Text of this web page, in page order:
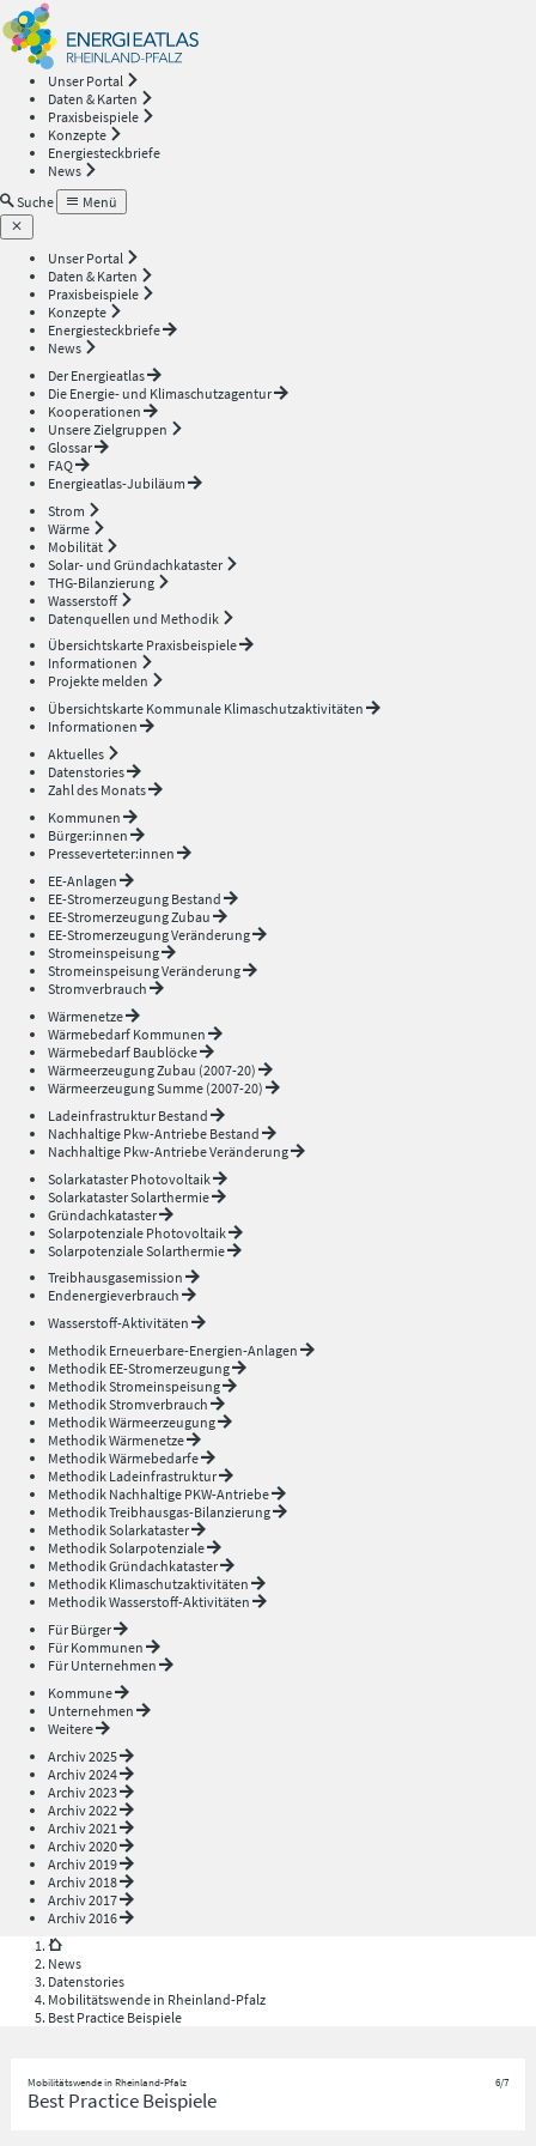
Unser Portal
Daten & Karten
Praxisbeispiele
Konzepte
Energiesteckbriefe
News
Suche
Menü
Unser Portal
Daten & Karten
Praxisbeispiele
Konzepte
Energiesteckbriefe
News
Der Energieatlas
Die Energie- und Klimaschutzagentur
Kooperationen
Unsere Zielgruppen
Glossar
FAQ
Energieatlas-Jubiläum
Strom
Wärme
Mobilität
Solar- und Gründachkataster
THG-Bilanzierung
Wasserstoff
Datenquellen und Methodik
Übersichtskarte Praxisbeispiele
Informationen
Projekte melden
Übersichtskarte Kommunale Klimaschutzaktivitäten
Informationen
Aktuelles
Datenstories
Zahl des Monats
Kommunen
Bürger:innen
Presseverteter:innen
EE-Anlagen
EE-Stromerzeugung Bestand
EE-Stromerzeugung Zubau
EE-Stromerzeugung Veränderung
Stromeinspeisung
Stromeinspeisung Veränderung
Stromverbrauch
Wärmenetze
Wärmebedarf Kommunen
Wärmebedarf Baublöcke
Wärmeerzeugung Zubau (2007-20)
Wärmeerzeugung Summe (2007-20)
Ladeinfrastruktur Bestand
Nachhaltige Pkw-Antriebe Bestand
Nachhaltige Pkw-Antriebe Veränderung
Solarkataster Photovoltaik
Solarkataster Solarthermie
Gründachkataster
Solarpotenziale Photovoltaik
Solarpotenziale Solarthermie
Treibhausgasemission
Endenergieverbrauch
Wasserstoff-Aktivitäten
Methodik Erneuerbare-Energien-Anlagen
Methodik EE-Stromerzeugung
Methodik Stromeinspeisung
Methodik Stromverbrauch
Methodik Wärmeerzeugung
Methodik Wärmenetze
Methodik Wärmebedarfe
Methodik Ladeinfrastruktur
Methodik Nachhaltige PKW-Antriebe
Methodik Treibhausgas-Bilanzierung
Methodik Solarkataster
Methodik Solarpotenziale
Methodik Gründachkataster
Methodik Klimaschutzaktivitäten
Methodik Wasserstoff-Aktivitäten
Für Bürger
Für Kommunen
Für Unternehmen
Kommune
Unternehmen
Weitere
Archiv 2025
Archiv 2024
Archiv 2023
Archiv 2022
Archiv 2021
Archiv 2020
Archiv 2019
Archiv 2018
Archiv 2017
Archiv 2016
News
Datenstories
Mobilitätswende in Rheinland-Pfalz
Best Practice Beispiele
Mobilitätswende in Rheinland-Pfalz 6/7
Best Practice Beispiele